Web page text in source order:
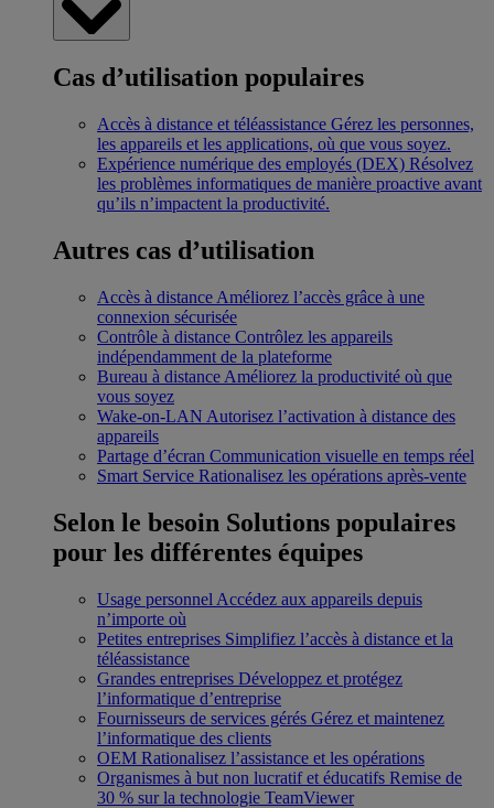
Cas d’utilisation populaires
Accès à distance et téléassistance Gérez les personnes,
les appareils et les applications, où que vous soyez.
Expérience numérique des employés (DEX) Résolvez
les problèmes informatiques de manière proactive avant
qu’ils n’impactent la productivité.
Autres cas d’utilisation
Accès à distance Améliorez l’accès grâce à une
connexion sécurisée
Contrôle à distance Contrôlez les appareils
indépendamment de la plateforme
Bureau à distance Améliorez la productivité où que
vous soyez
Wake-on-LAN Autorisez l’activation à distance des
appareils
Partage d’écran Communication visuelle en temps réel
Smart Service Rationalisez les opérations après-vente
Selon le besoin Solutions populaires
pour les différentes équipes
Usage personnel Accédez aux appareils depuis
n’importe où
Petites entreprises Simplifiez l’accès à distance et la
téléassistance
Grandes entreprises Développez et protégez
l’informatique d’entreprise
Fournisseurs de services gérés Gérez et maintenez
l’informatique des clients
OEM Rationalisez l’assistance et les opérations
Organismes à but non lucratif et éducatifs Remise de
30 % sur la technologie TeamViewer